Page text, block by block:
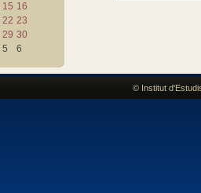
15 16
22 23
29 30
5 6
© Institut